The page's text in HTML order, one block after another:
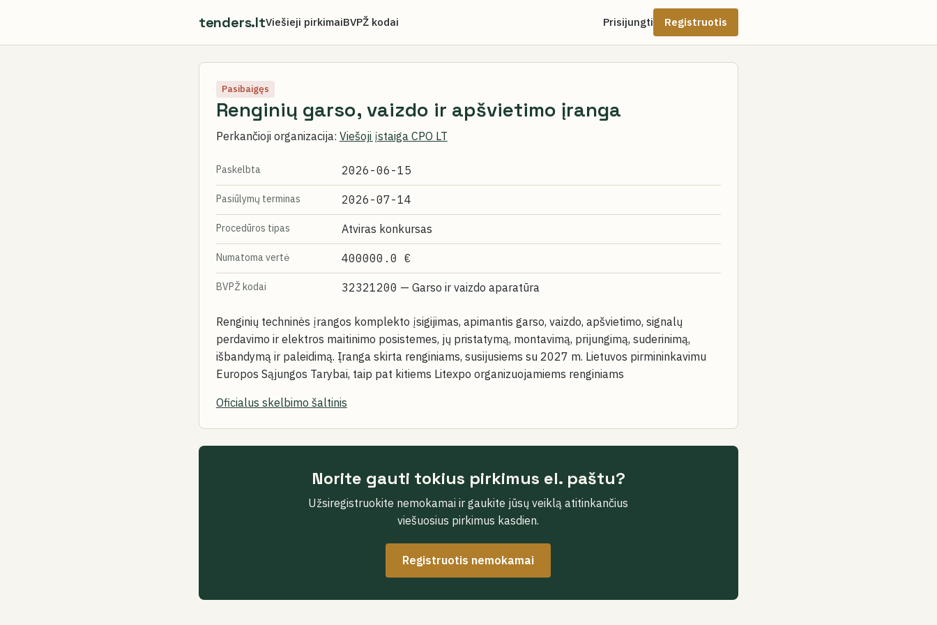
tenders.ltViešieji pirkimaiBVPŽ kodai Prisijungti Registruotis
Pasibaigęs
Renginių garso, vaizdo ir apšvietimo įranga
Perkančioji organizacija: Viešoji įstaiga CPO LT
Paskelbta 2026-06-15
Pasiūlymų terminas 2026-07-14
Procedūros tipas Atviras konkursas
Numatoma vertė 400000.0 €
BVPŽ kodai 32321200 — Garso ir vaizdo aparatūra
Renginių techninės įrangos komplekto įsigijimas, apimantis garso, vaizdo, apšvietimo, signalų
perdavimo ir elektros maitinimo posistemes, jų pristatymą, montavimą, prijungimą, suderinimą,
išbandymą ir paleidimą. Įranga skirta renginiams, susijusiems su 2027 m. Lietuvos pirmininkavimu
Europos Sąjungos Tarybai, taip pat kitiems Litexpo organizuojamiems renginiams
Oficialus skelbimo šaltinis
Norite gauti tokius pirkimus el. paštu?
Užsiregistruokite nemokamai ir gaukite jūsų veiklą atitinkančius
viešuosius pirkimus kasdien.
Registruotis nemokamai